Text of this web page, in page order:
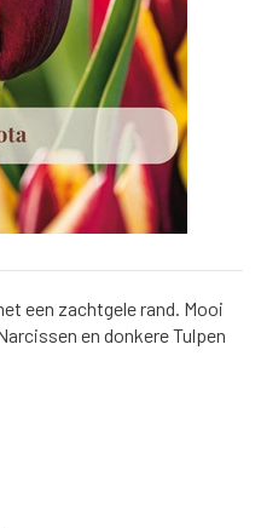
een zachtgele rand. Mooi
en donkere Tulpen